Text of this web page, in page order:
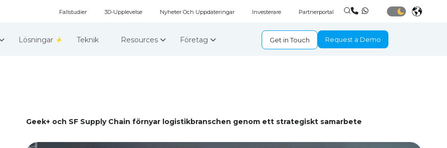
Fallstudier 3D-Upplevelse Nyheter Och Uppdateringar Investerare Partnerportal
Lösningar Teknik Resources Företag Get in Touch Request a Demo
Geek+ och SF Supply Chain förnyar logistikbranschen genom ett strategiskt samarbete